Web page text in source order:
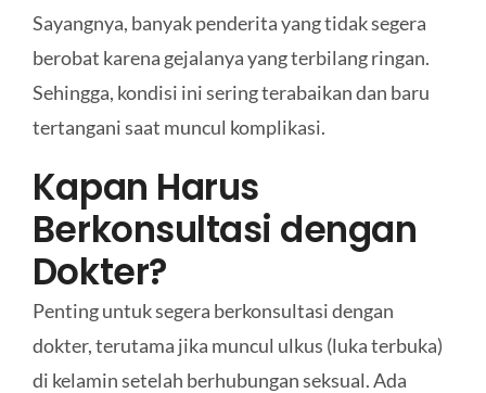
Sayangnya, banyak penderita yang tidak segera
berobat karena gejalanya yang terbilang ringan.
Sehingga, kondisi ini sering terabaikan dan baru
tertangani saat muncul komplikasi.
Kapan Harus
Berkonsultasi dengan
Dokter?
Penting untuk segera berkonsultasi dengan
dokter, terutama jika muncul ulkus (luka terbuka)
di kelamin setelah berhubungan seksual. Ada